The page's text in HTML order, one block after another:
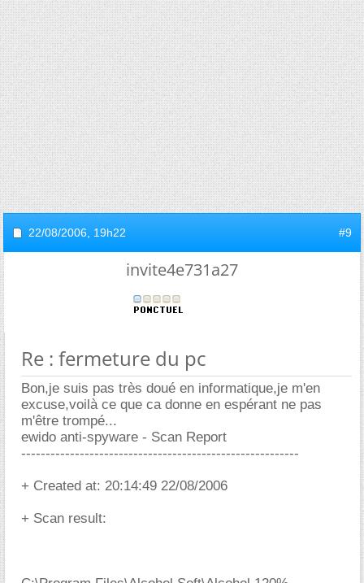
22/08/2006, 19h22 #9
invite4e731a27
Re : fermeture du pc
Bon,je suis pas très doué en informatique,je m'en
excuse,voilà ce que ca donne en espérant ne pas
m'être trompé...
ewido anti-spyware - Scan Report
---------------------------------------------------------
+ Created at: 20:14:49 22/08/2006
+ Scan result: